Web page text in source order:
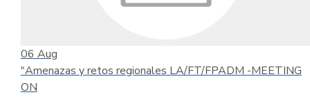
06 Aug
"Amenazas y retos regionales LA/FT/FPADM -MEETING
ON